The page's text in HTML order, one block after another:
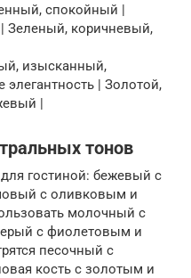
спокойный |
Зеленый, коричневый,
изысканный,
| Золотой,
|
тонов
гостиной: бежевый с
с оливковым и
молочный с
с фиолетовым и
песочный с
кость с золотым и